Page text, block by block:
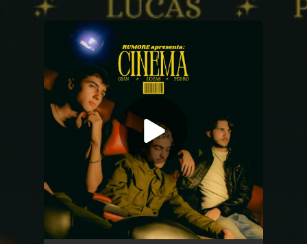
You're all set!